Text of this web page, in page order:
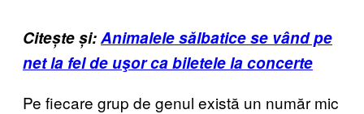
Citește și:Animalele sălbatice se vând pe
net la fel de uşor ca biletele la concerte
Pe fiecare grup de genul există un număr mic